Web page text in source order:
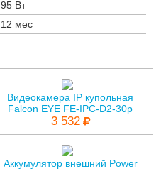
95 Вт
12 мес
Видеокамера IP купольная
Falcon EYE FE-IPC-D2-30p
3 532
Аккумулятор внешний Power